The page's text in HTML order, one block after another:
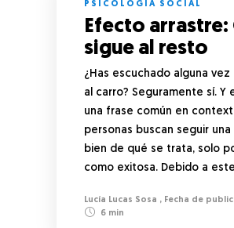
PSICOLOGÍA SOCIAL
Efecto arrastre:
sigue al resto
¿Has escuchado alguna
al carro? Seguramente sí. Y
una frase común en
personas buscan seguir
bien de qué se trata, solo
como exitosa. Debido a
Lucía Lucas Sosa ,
6 min